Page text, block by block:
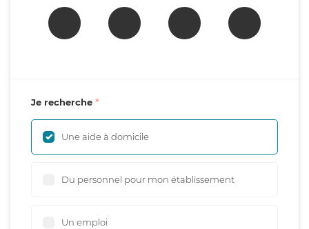
Je recherche
Une aide à domicile
Du personnel pour mon établissement
Un emploi